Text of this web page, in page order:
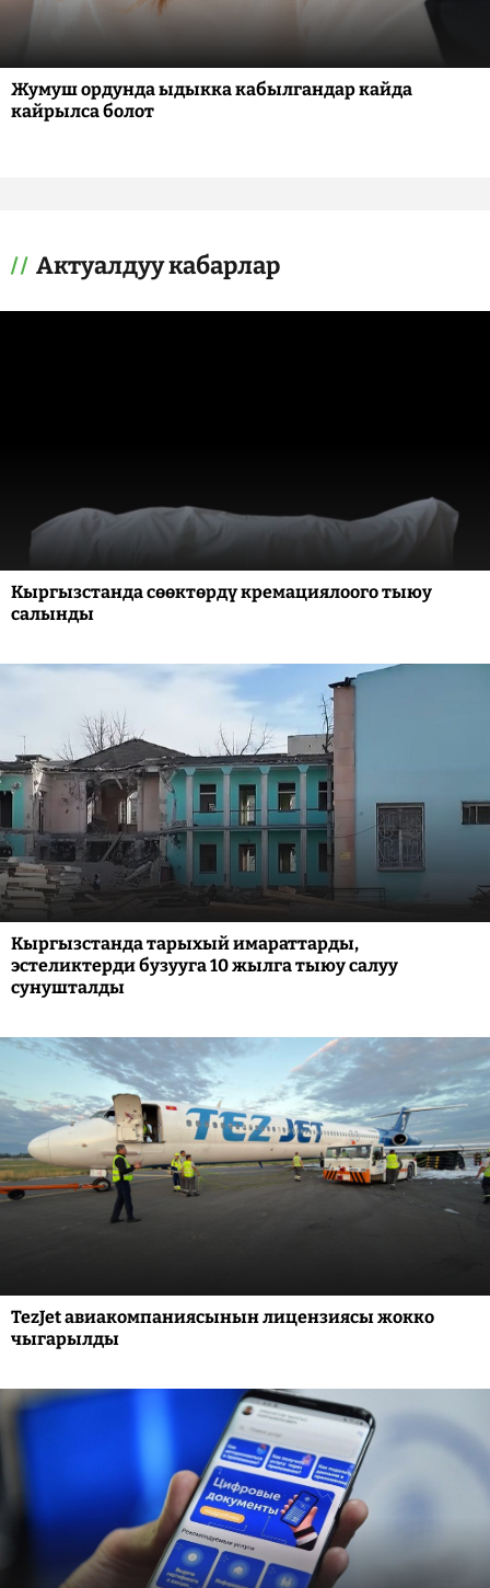
Жумуш ордунда ыдыкка кабылгандар кайда
кайрылса болот
Актуалдуу кабарлар
Кыргызстанда сөөктөрдү кремациялоого тыюу
салынды
Кыргызстанда тарыхый имараттарды,
эстеликтерди бузууга 10 жылга тыюу салуу
сунушталды
TezJet авиакомпаниясынын лицензиясы жокко
чыгарылды